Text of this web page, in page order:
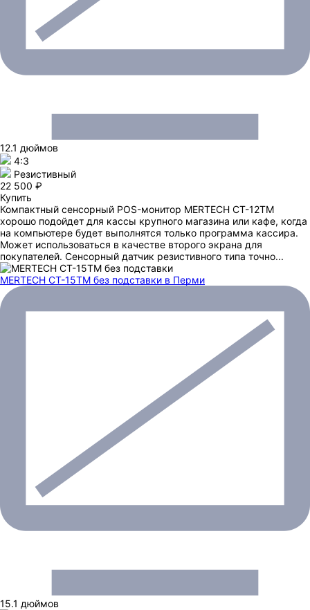
12.1 дюймов
4:3
Резистивный
22 500 ₽
Купить
Компактный сенсорный POS-монитор MERTECH CT-12ТM
хорошо подойдет для кассы крупного магазина или кафе, когда
на компьютере будет выполнятся только программа кассира.
Может использоваться в качестве второго экрана для
покупателей. Сенсорный датчик резистивного типа точно...
MERTECH CT-15ТM без подставки в Перми
15.1 дюймов